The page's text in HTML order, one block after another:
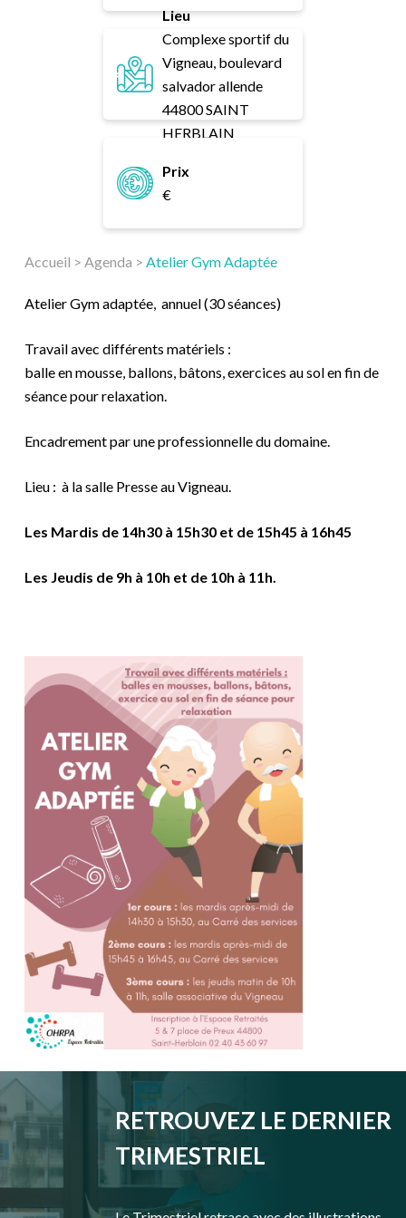
Lieu
Complexe sportif du
Vigneau, boulevard
salvador allende
44800 SAINT
HERBLAIN
Prix
€
Accueil > Agenda > Atelier Gym Adaptée
Atelier Gym adaptée, annuel (30 séances)
Travail avec différents matériels :
balle en mousse, ballons, bâtons, exercices au sol en fin de
séance pour relaxation.
Encadrement par une professionnelle du domaine.
Lieu : à la salle Presse au Vigneau.
Les Mardis de 14h30 à 15h30 et de 15h45 à 16h45
Les Jeudis de 9h à 10h et de 10h à 11h.
RETROUVEZ LE DERNIER
TRIMESTRIEL